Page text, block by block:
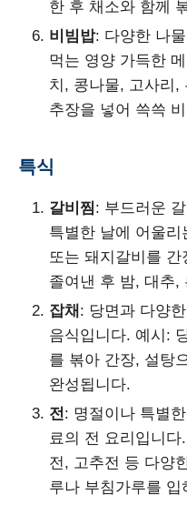
한 후 채소와 함께
비빔밥: 다양한 나
먹는 영양 가득한
치, 콩나물, 고사리,
추장을 넣어 쓱쓱
특식
갈비찜: 부드러운
특별한 날에 어울
또는 돼지갈비를
졸여낸 후 밤, 대추,
잡채 : 당면과 다양
음식입니다. 예시:
를 볶아 간장, 설탕
완성됩니다.
전 : 명절이나 특별
료의 전 요리입니
전, 고추전 등 다양
루나 부침가루를